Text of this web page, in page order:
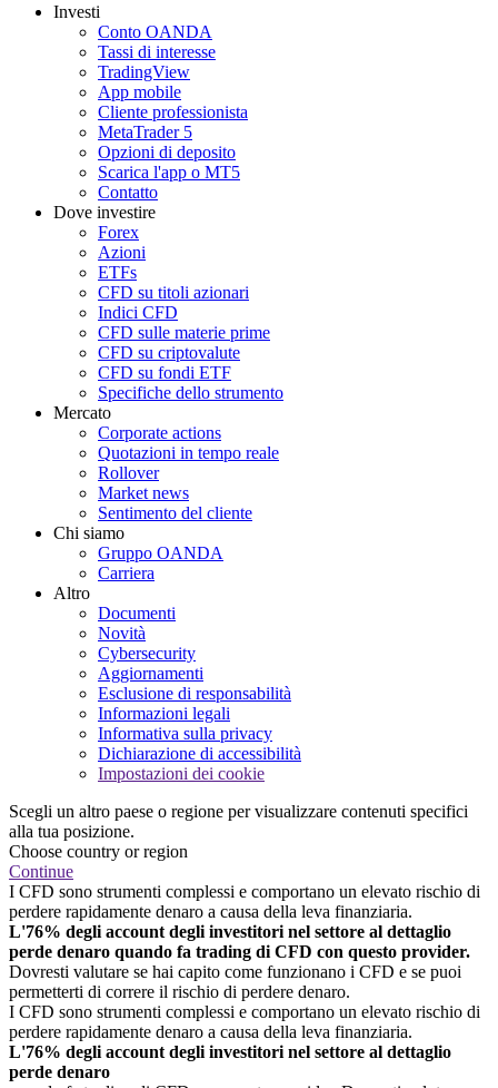
Investi
Conto OANDA
Tassi di interesse
TradingView
App mobile
Cliente professionista
MetaTrader 5
Opzioni di deposito
Scarica l'app o MT5
Contatto
Dove investire
Forex
Azioni
ETFs
CFD su titoli azionari
Indici CFD
CFD sulle materie prime
CFD su criptovalute
CFD su fondi ETF
Specifiche dello strumento
Mercato
Corporate actions
Quotazioni in tempo reale
Rollover
Market news
Sentimento del cliente
Chi siamo
Gruppo OANDA
Carriera
Altro
Documenti
Novità
Cybersecurity
Aggiornamenti
Esclusione di responsabilità
Informazioni legali
Informativa sulla privacy
Dichiarazione di accessibilità
Impostazioni dei cookie
Scegli un altro paese o regione per visualizzare contenuti specifici
alla tua posizione.
Choose country or region
Continue
I CFD sono strumenti complessi e comportano un elevato rischio di
perdere rapidamente denaro a causa della leva finanziaria.
L'76% degli account degli investitori nel settore al dettaglio
perde denaro quando fa trading di CFD con questo provider.
Dovresti valutare se hai capito come funzionano i CFD e se puoi
permetterti di correre il rischio di perdere denaro.
I CFD sono strumenti complessi e comportano un elevato rischio di
perdere rapidamente denaro a causa della leva finanziaria.
L'76% degli account degli investitori nel settore al dettaglio
perde denaro